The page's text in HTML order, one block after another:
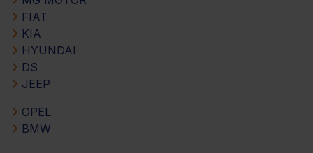
FIAT
KIA
HYUNDAI
DS
JEEP
OPEL
BMW